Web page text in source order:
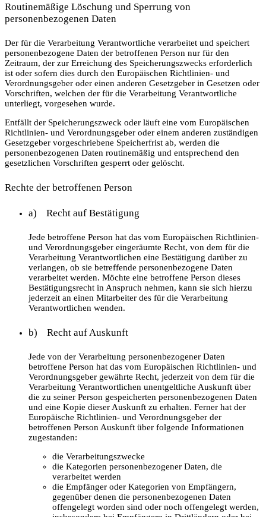
Routinemäßige Löschung und Sperrung von
personenbezogenen Daten
Der für die Verarbeitung Verantwortliche verarbeitet und speichert
personenbezogene Daten der betroffenen Person nur für den
Zeitraum, der zur Erreichung des Speicherungszwecks erforderlich
ist oder sofern dies durch den Europäischen Richtlinien- und
Verordnungsgeber oder einen anderen Gesetzgeber in Gesetzen oder
Vorschriften, welchen der für die Verarbeitung Verantwortliche
unterliegt, vorgesehen wurde.
Entfällt der Speicherungszweck oder läuft eine vom Europäischen
Richtlinien- und Verordnungsgeber oder einem anderen zuständigen
Gesetzgeber vorgeschriebene Speicherfrist ab, werden die
personenbezogenen Daten routinemäßig und entsprechend den
gesetzlichen Vorschriften gesperrt oder gelöscht.
Rechte der betroffenen Person
a) Recht auf Bestätigung
Jede betroffene Person hat das vom Europäischen Richtlinien-
und Verordnungsgeber eingeräumte Recht, von dem für die
Verarbeitung Verantwortlichen eine Bestätigung darüber zu
verlangen, ob sie betreffende personenbezogene Daten
verarbeitet werden. Möchte eine betroffene Person dieses
Bestätigungsrecht in Anspruch nehmen, kann sie sich hierzu
jederzeit an einen Mitarbeiter des für die Verarbeitung
Verantwortlichen wenden.
b) Recht auf Auskunft
Jede von der Verarbeitung personenbezogener Daten
betroffene Person hat das vom Europäischen Richtlinien- und
Verordnungsgeber gewährte Recht, jederzeit von dem für die
Verarbeitung Verantwortlichen unentgeltliche Auskunft über
die zu seiner Person gespeicherten personenbezogenen Daten
und eine Kopie dieser Auskunft zu erhalten. Ferner hat der
Europäische Richtlinien- und Verordnungsgeber der
betroffenen Person Auskunft über folgende Informationen
zugestanden:
die Verarbeitungszwecke
die Kategorien personenbezogener Daten, die
verarbeitet werden
die Empfänger oder Kategorien von Empfängern,
gegenüber denen die personenbezogenen Daten
offengelegt worden sind oder noch offengelegt werden,